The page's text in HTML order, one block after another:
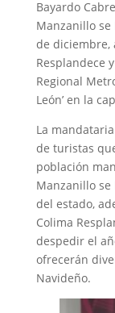
Bayardo
Manzanillo
de diciembre,
Resplandece
Regional
León’ en la
La
de turistas
población
Manzanillo
del estado,
Colima
despedir el
ofrecerán
Navideño.